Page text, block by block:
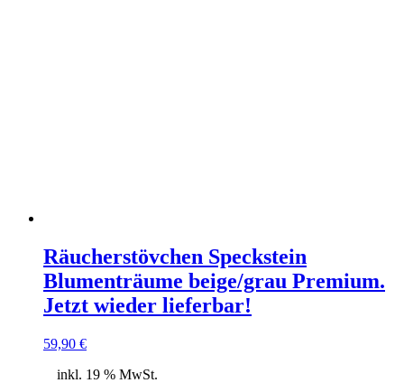
Räucherstövchen Speckstein
Blumenträume beige/grau Premium.
Jetzt wieder lieferbar!
59,90 €
inkl. 19 % MwSt.